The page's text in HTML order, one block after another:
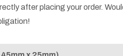
after placing your order.